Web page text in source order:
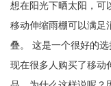
想在阳光下晒太阳，可
移动伸缩雨棚可以满足
叠。 这是一个很好的选
现在很多人购买了移动